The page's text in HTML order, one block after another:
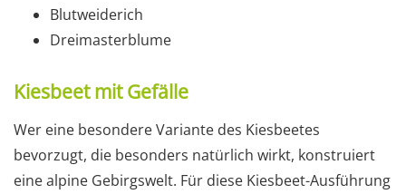
Blutweiderich
Dreimasterblume
Kiesbeet mit Gefälle
Wer eine besondere Variante des Kiesbeetes
bevorzugt, die besonders natürlich wirkt, konstruiert
eine alpine Gebirgswelt. Für diese Kiesbeet-Ausführung